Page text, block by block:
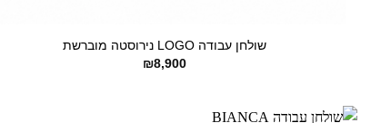
שולחן עבודה LOGO נירוסטה מוברשת
₪8,900